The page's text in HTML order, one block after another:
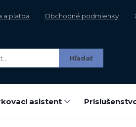
a platba Obchodné podmienky
Hľadať
asistent